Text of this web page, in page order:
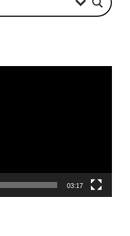
03:17